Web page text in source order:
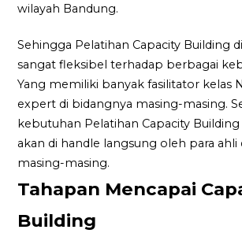
wilayah Bandung.
Sehingga Pelatihan Capacity Building
sangat fleksibel terhadap berbagai
Yang memiliki banyak fasilitator kelas
expert di bidangnya masing-masing.
kebutuhan Pelatihan Capacity
akan di handle langsung oleh para ahli
masing-masing.
Tahapan Mencapai
Building